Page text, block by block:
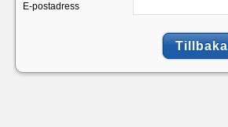
E-postadress
Tillbaka